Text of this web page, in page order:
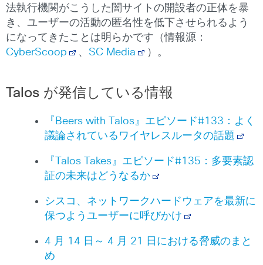
法執行機関がこうした闇サイトの開設者の正体を暴
き、ユーザーの活動の匿名性を低下させられるよう
になってきたことは明らかです（情報源：
CyberScoop
、 SC Media ）。
Talos が発信している情報
『Beers with Talos』エピソード#133：よく
議論されているワイヤレスルータの話題
『Talos Takes』エピソード#135：多要素認
証の未来はどうなるか
シスコ、ネットワークハードウェアを最新に
保つようユーザーに呼びかけ
4 月 14 日～ 4 月 21 日における脅威のまと
め